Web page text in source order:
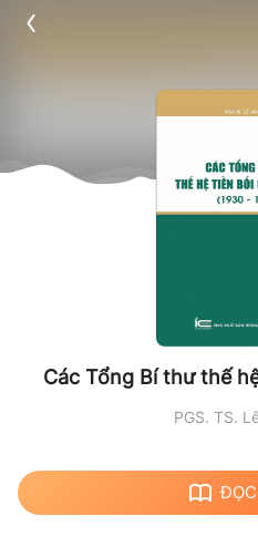
Các Tổng Bí thư thế
PGS. TS.